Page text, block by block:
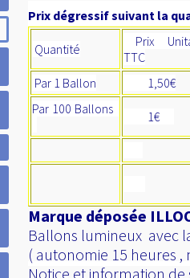
Prix dégressif suivant la
Quantité
Prix
TTC
Par 1 Ballon
1,50€
Par 100 Ballons
1€
Marque déposée
Ballons lumineux avec
( autonomie 15 heures
Notice et information